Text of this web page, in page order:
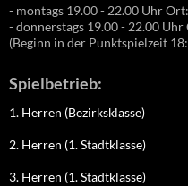
- montags 19.00 - 22.00 Uhr
- donnerstags 19.00 - 22.00
(Beginn in der Punktspielzeit
Spielbetrieb:
1. Herren (Bezirksklasse)
2. Herren (1. Stadtklasse)
3. Herren (1. Stadtklasse)